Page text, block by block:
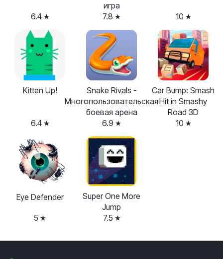
6.4
игра
7.8
10
Kitten Up!
6.4
Snake Rivals -
Многопользовательская
боевая арена
6.9
Car Bump: Smash
Hit in Smashy
Road 3D
10
Eye Defender
5
Super One More
Jump
7.5